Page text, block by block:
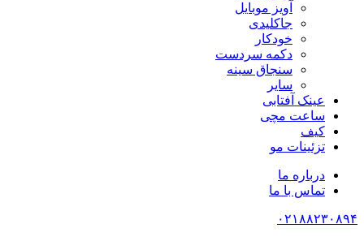
آویز موبایل
جاکلیدی
خودکار
دکمه سردست
سنجاق سینه
سایر
عینک آفتابی
ساعت مچی
کیف
تزئینات مو
درباره ما
تماس با ما
۰۲۱۸۸۲۳۰۸۹۴